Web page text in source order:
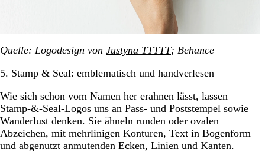
Quelle: Logodesign von Justyna TTTTT; Behance
5. Stamp & Seal: emblematisch und handverlesen
Wie sich schon vom Namen her erahnen lässt, lassen
Stamp-&-Seal-Logos uns an Pass- und Poststempel sowie
Wanderlust denken. Sie ähneln runden oder ovalen
Abzeichen, mit mehrlinigen Konturen, Text in Bogenform
und abgenutzt anmutenden Ecken, Linien und Kanten.